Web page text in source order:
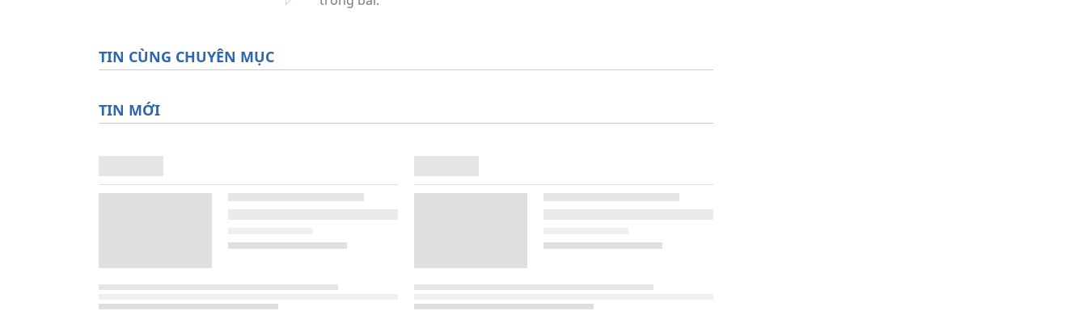
TIN CÙNG CHUYÊN MỤC
TIN MỚI